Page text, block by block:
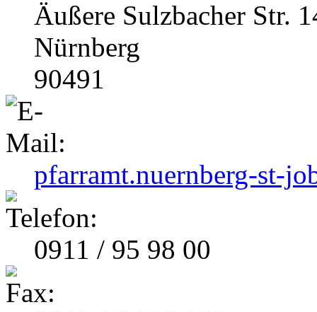
Äußere Sulzbacher Str.
Nürnberg
90491
pfarramt.nuernberg-st-
0911 / 95 98 00